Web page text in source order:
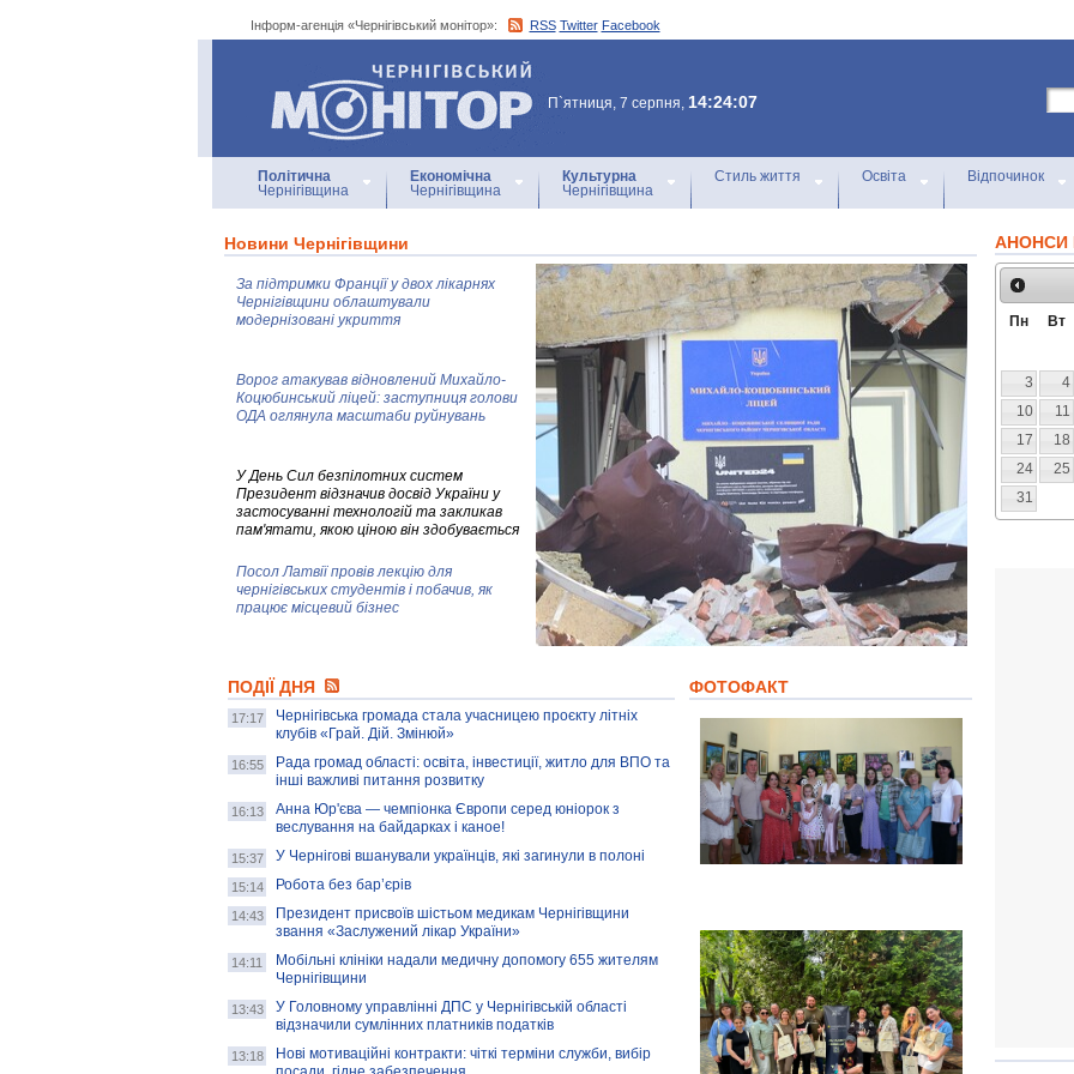
Інформ-агенція «Чернігівський монітор»: RSS Twitter Facebook
Інформ-агенція
«Чернігівський монітор»
П`ятниця, 7 серпня, 14:24:07
Політична
Чернігівщина
Економічна
Чернігівщина
Культурна
Чернігівщина
Стиль життя Освіта Відпочинок
Новини Чернігівщини
За підтримки Франції у двох лікарнях
Чернігівщини облаштували
модернізовані укриття
Ворог атакував відновлений Михайло-
Коцюбинський ліцей: заступниця голови
ОДА оглянула масштаби руйнувань
У День Сил безпілотних систем
Президент відзначив досвід України у
застосуванні технологій та закликав
пам'ятати, якою ціною він здобувається
Посол Латвії провів лекцію для
чернігівських студентів і побачив, як
працює місцевий бізнес
колекцію про війну, емоції та тварин
AB InBev Efes Україна підтримала
навчальний проєкт "Молодіжна бізнес-
школа", спрямований на розвиток
підприємництва у Чернігівській області
Золота тварина: видання Forbes
написало про чернігівця Патрона: хто і
скільки на ньому заробляє? І куди
витрачають?
ПОДІЇ ДНЯ
17:17
Чернігівська громада стала учасницею проєкту літніх
клубів «Грай. Дій. Змінюй»
16:55
Рада громад області: освіта, інвестиції, житло для ВПО та
інші важливі питання розвитку
16:13
Анна Юр'єва — чемпіонка Європи серед юніорок з
веслування на байдарках і каное!
15:37 У Чернігові вшанували українців, які загинули в полоні
15:14 Робота без бар’єрів
14:43
Президент присвоїв шістьом медикам Чернігівщини
звання «Заслужений лікар України»
14:11
Мобільні клініки надали медичну допомогу 655 жителям
Чернігівщини
13:43
У Головному управлінні ДПС у Чернігівській області
відзначили сумлінних платників податків
13:18
Нові мотиваційні контракти: чіткі терміни служби, вибір
ФОТОФАКТ
АНОНСИ
Пн Вт
3
4
10
11
17
18
24
25
31